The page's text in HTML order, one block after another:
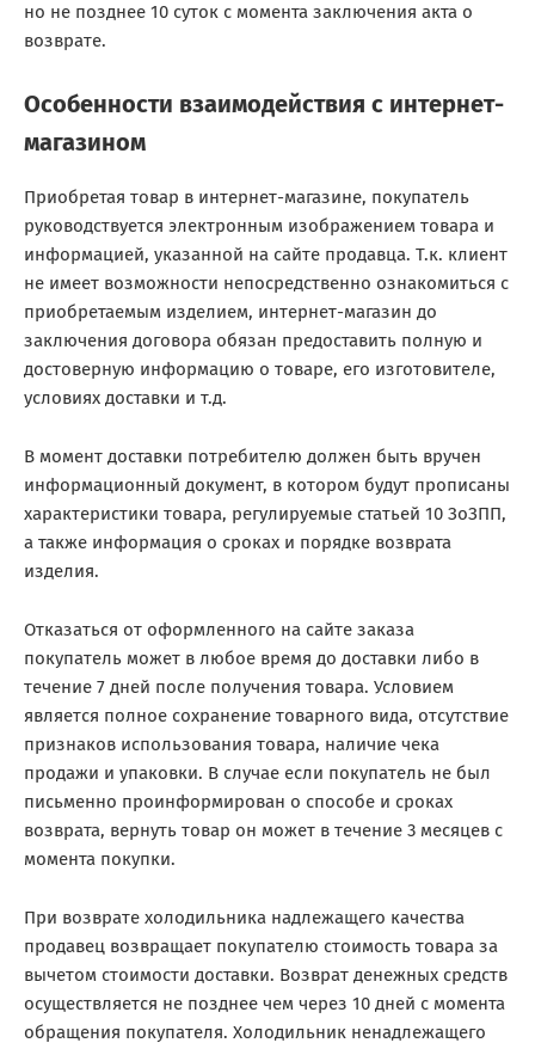
но не позднее 10 суток с момента заключения акта о
возврате.
Особенности взаимодействия с интернет-
магазином
Приобретая товар в интернет-магазине, покупатель
руководствуется электронным изображением товара и
информацией, указанной на сайте продавца. Т.к. клиент
не имеет возможности непосредственно ознакомиться с
приобретаемым изделием, интернет-магазин до
заключения договора обязан предоставить полную и
достоверную информацию о товаре, его изготовителе,
условиях доставки и т.д.
В момент доставки потребителю должен быть вручен
информационный документ, в котором будут прописаны
характеристики товара, регулируемые статьей 10 ЗоЗПП,
а также информация о сроках и порядке возврата
изделия.
Отказаться от оформленного на сайте заказа
покупатель может в любое время до доставки либо в
течение 7 дней после получения товара. Условием
является полное сохранение товарного вида, отсутствие
признаков использования товара, наличие чека
продажи и упаковки. В случае если покупатель не был
письменно проинформирован о способе и сроках
возврата, вернуть товар он может в течение 3 месяцев с
момента покупки.
При возврате холодильника надлежащего качества
продавец возвращает покупателю стоимость товара за
вычетом стоимости доставки. Возврат денежных средств
осуществляется не позднее чем через 10 дней с момента
обращения покупателя. Холодильник ненадлежащего